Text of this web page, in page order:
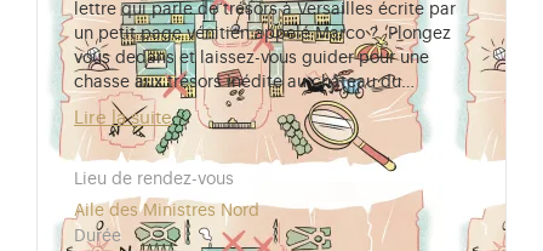
lettre qui parle de trésors à Versailles écrite par
un petit page vénitien appelé Marco ? Plongez
vous dedans et laissez-vous guider pour une
chasse aux trésors inédite au château du…
Lire la suite
Lieu de rendez-vous
Aile des Ministres Nord
Durée